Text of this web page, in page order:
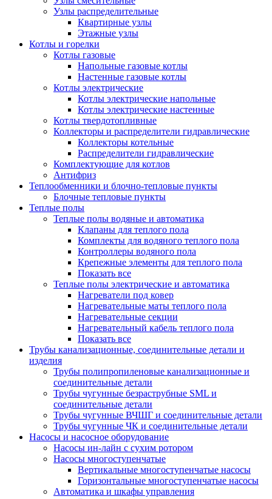
Узлы распределительные
Квартирные узлы
Этажные узлы
Котлы и горелки
Котлы газовые
Напольные газовые котлы
Настенные газовые котлы
Котлы электрические
Котлы электрические напольные
Котлы электрические настенные
Котлы твердотопливные
Коллекторы и распределители гидравлические
Коллекторы котельные
Распределители гидравлические
Комплектующие для котлов
Антифриз
Теплообменники и блочно-тепловые пункты
Блочные тепловые пункты
Теплые полы
Теплые полы водяные и автоматика
Клапаны для теплого пола
Комплекты для водяного теплого пола
Контроллеры водяного пола
Крепежные элементы для теплого пола
Показать все
Теплые полы электрические и автоматика
Нагреватели под ковер
Нагревательные маты теплого пола
Нагревательные секции
Нагревательный кабель теплого пола
Показать все
Трубы канализационные, соединительные детали и
изделия
Трубы полипропиленовые канализационные и
соединительные детали
Трубы чугунные безраструбные SML и
соединительные детали
Трубы чугунные ВЧШГ и соединительные детали
Трубы чугунные ЧК и соединительные детали
Насосы и насосное оборудование
Насосы ин-лайн с сухим ротором
Насосы многоступенчатые
Вертикальные многоступенчатые насосы
Горизонтальные многоступенчатые насосы
Автоматика и шкафы управления